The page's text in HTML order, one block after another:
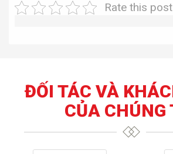
Rate this post
ĐỐI TÁC VÀ
CỦA CHÚNG